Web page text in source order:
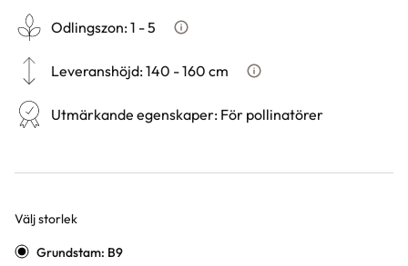
Odlingszon:1 - 5 Vad är odlingszon?
Leveranshöjd:140 - 160 cm Hur vi mäter leveranshöjd
Utmärkande egenskaper: För pollinatörer
Välj storlek
Varianter
Grundstam: B9